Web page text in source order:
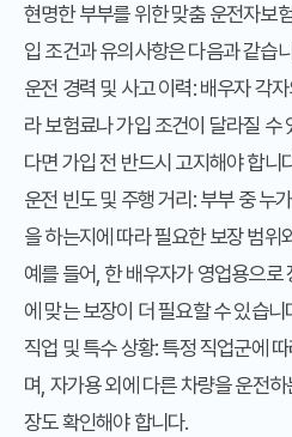
현명한 부부를 위한 맞춤 운전자보
입 조건과 유의사항은 다음과 같습
운전 경력 및 사고 이력: 배우자 각
라 보험료나 가입 조건이 달라질 수
다면 가입 전 반드시 고지해야 합니
운전 빈도 및 주행 거리 : 부부 중 누
을 하는지에 따라 필요한 보장 범위
예를 들어, 한 배우자가 영업용으로
에 맞는 보장이 더 필요할 수 있습니
직업 및 특수 상황: 특정 직업군에
며, 자가용 외에 다른 차량을 운전
장도 확인해야 합니다.